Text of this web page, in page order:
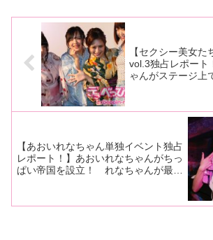
りイタズラさせていただきまし
た♥（もちろん動画あり!!）
【セクシー美女
vol.3独占レポート
ゃんがステージ
ラブ再現！
【あおいれなちゃん単独イベント独占
レポート！】あおいれなちゃんがちっ
ぱい帝国を設立！ れなちゃんが最近
クやライブで魅了！